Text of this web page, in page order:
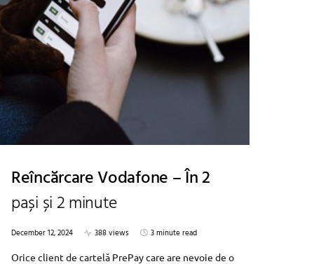
Reîncărcare Vodafone – În 2
pași și 2 minute
December 12, 2024 388 views
3 minute read
Orice client de cartelă PrePay care are nevoie de o